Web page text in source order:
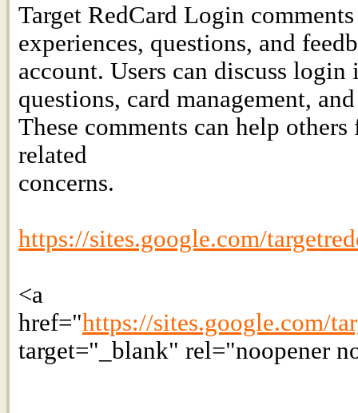
Target RedCard Login
experiences, questions, and
account. Users can discuss login
questions, card management,
These comments can help
related
concerns.
https://sites.google.com/
<a
href="https://sites.google.com/
target="_blank" rel="noopener